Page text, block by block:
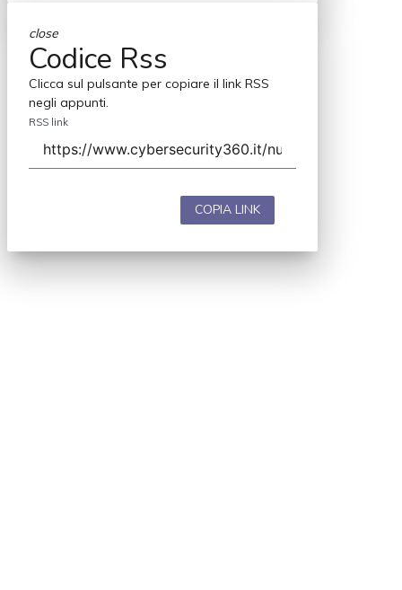
close
Codice Rss
Clicca sul pulsante per copiare il link RSS
negli appunti.
RSS link
COPIA LINK